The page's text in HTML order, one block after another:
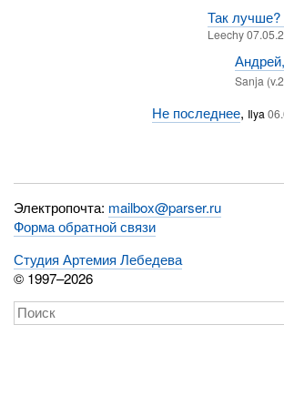
Так лучше?
Leechy
Sanja
Не последнее, Ilya
Электропочта: mailbox@parser.ru
Форма обратной связи
Студия Артемия Лебедева
© 1997–2026